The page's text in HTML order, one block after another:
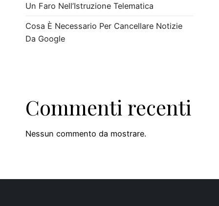
Un Faro Nell’Istruzione Telematica
Cosa È Necessario Per Cancellare Notizie
Da Google
Commenti recenti
Nessun commento da mostrare.